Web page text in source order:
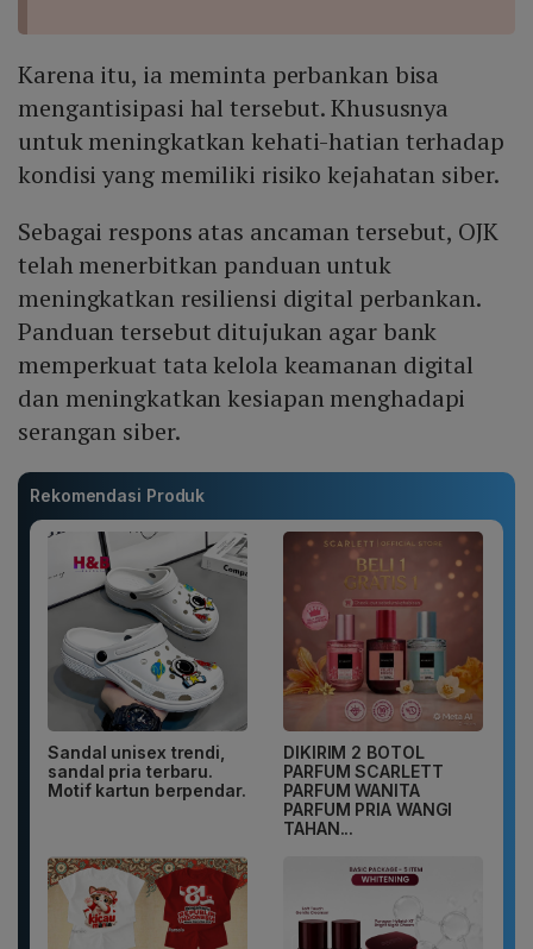
Karena itu, ia meminta perbankan bisa
mengantisipasi hal tersebut. Khususnya
untuk meningkatkan kehati-hatian terhadap
kondisi yang memiliki risiko kejahatan siber.
Sebagai respons atas ancaman tersebut, OJK
telah menerbitkan panduan untuk
meningkatkan resiliensi digital perbankan.
Panduan tersebut ditujukan agar bank
memperkuat tata kelola keamanan digital
dan meningkatkan kesiapan menghadapi
serangan siber.
Rekomendasi Produk
Sandal unisex trendi,
sandal pria terbaru.
Motif kartun berpendar.
DIKIRIM 2 BOTOL
PARFUM SCARLETT
PARFUM WANITA
PARFUM PRIA WANGI
TAHAN...